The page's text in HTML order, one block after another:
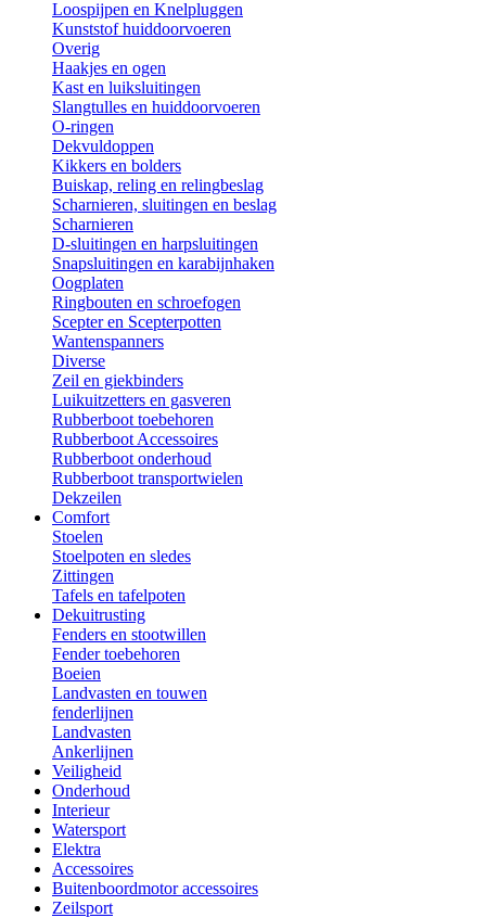
Loospijpen en Knelpluggen
Kunststof huiddoorvoeren
Overig
Haakjes en ogen
Kast en luiksluitingen
Slangtulles en huiddoorvoeren
O-ringen
Dekvuldoppen
Kikkers en bolders
Buiskap, reling en relingbeslag
Scharnieren, sluitingen en beslag
Scharnieren
D-sluitingen en harpsluitingen
Snapsluitingen en karabijnhaken
Oogplaten
Ringbouten en schroefogen
Scepter en Scepterpotten
Wantenspanners
Diverse
Zeil en giekbinders
Luikuitzetters en gasveren
Rubberboot toebehoren
Rubberboot Accessoires
Rubberboot onderhoud
Rubberboot transportwielen
Dekzeilen
Comfort
Stoelen
Stoelpoten en sledes
Zittingen
Tafels en tafelpoten
Dekuitrusting
Fenders en stootwillen
Fender toebehoren
Boeien
Landvasten en touwen
fenderlijnen
Landvasten
Ankerlijnen
Veiligheid
Onderhoud
Interieur
Watersport
Elektra
Accessoires
Buitenboordmotor accessoires
Zeilsport